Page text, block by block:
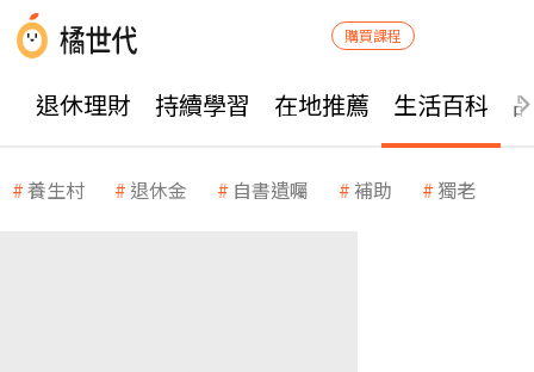
購買課程
退休理財 持續學習 在地推薦 生活百科
養生村 退休金 自書遺囑 補助 獨老